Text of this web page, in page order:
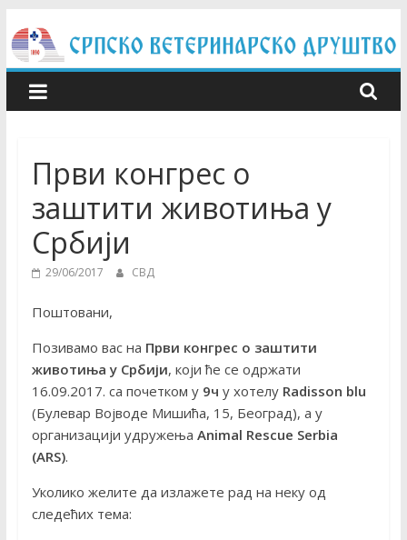
to
content
Први конгрес о
заштити животиња у
Србији
29/06/2017 СВД
Поштовани,
Позивамо вас на Први конгрес о заштити
животиња у Србији, који ће се одржати
16.09.2017. са почетком у 9ч у хотелу Radisson blu
(Булевар Војводе Мишића, 15, Београд), а у
организацији удружења Animal Rescue Serbia
(ARS).
Уколико желите да излажете рад на неку од
следећих тема: